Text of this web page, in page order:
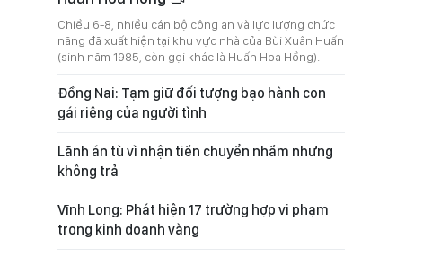
Chiều 6-8, nhiều cán bộ công an và lực lượng chức
năng đã xuất hiện tại khu vực nhà của Bùi Xuân Huấn
(sinh năm 1985, còn gọi khác là Huấn Hoa Hồng).
Đồng Nai: Tạm giữ đối tượng bạo hành con
gái riêng của người tình
Lãnh án tù vì nhận tiền chuyển nhầm nhưng
không trả
Vĩnh Long: Phát hiện 17 trường hợp vi phạm
trong kinh doanh vàng